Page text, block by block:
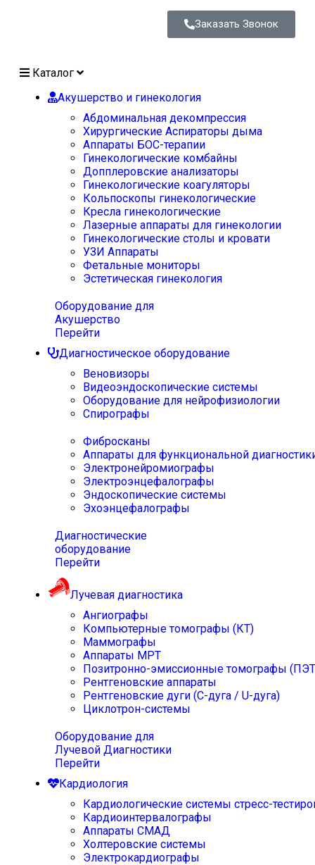
Заказать Звонок
Каталог
Акушерство и гинекология
Абдоминальная декомпрессия
Хирургические Аспираторы дыма
Аппараты БОС-терапии
Гинекологические комбайны
Допплеровские анализаторы
Гинекологические коагуляторы
Кольпоскопы гинекологические
Кресла гинекологические
Лазерные аппараты для гинекологии
Гинекологические столы и кровати
УЗИ Аппараты
Фетальные мониторы
Эстетическая гинекология
Оборудование для
Акушерство
Перейти
Диагностическое оборудование
Веновизоры
Видеоэндоскопические системы
Оборудование для нейрофизиологии
Спирографы
Фибросканы
Аппараты для функциональной
Электронейромиографы
Электроэнцефалографы
Эндоскопические системы
Эхоэнцефалографы
Диагностические
оборудование
Перейти
Лучевая диагностика
Ангиографы
Компьютерные томографы (КТ)
Маммографы
Аппараты МРТ
Позитронно-эмиссионные томографы
Рентгеновские аппараты
Рентгеновские дуги (С-дуга / U-дуга)
Циклотрон-системы
Оборудование для
Лучевой Диагностики
Перейти
Кардиология
Кардиологические системы стресс-
Кардиоинтервалографы
Аппараты СМАД
Холтеровские системы
Электрокардиографы